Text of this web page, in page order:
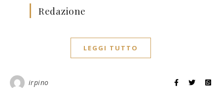
Redazione
LEGGI TUTTO
irpino